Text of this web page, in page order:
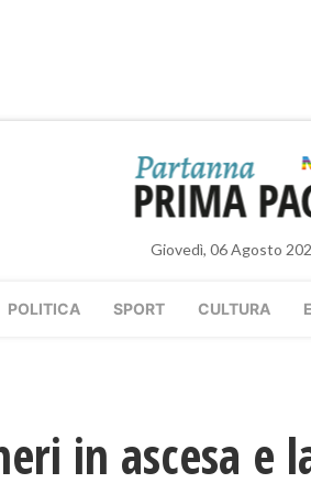
Giovedì, 06 Agosto
POLITICA SPORT CULTURA
in ascesa e